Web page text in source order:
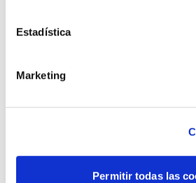
Estadística
Marketing
Permitir todas las